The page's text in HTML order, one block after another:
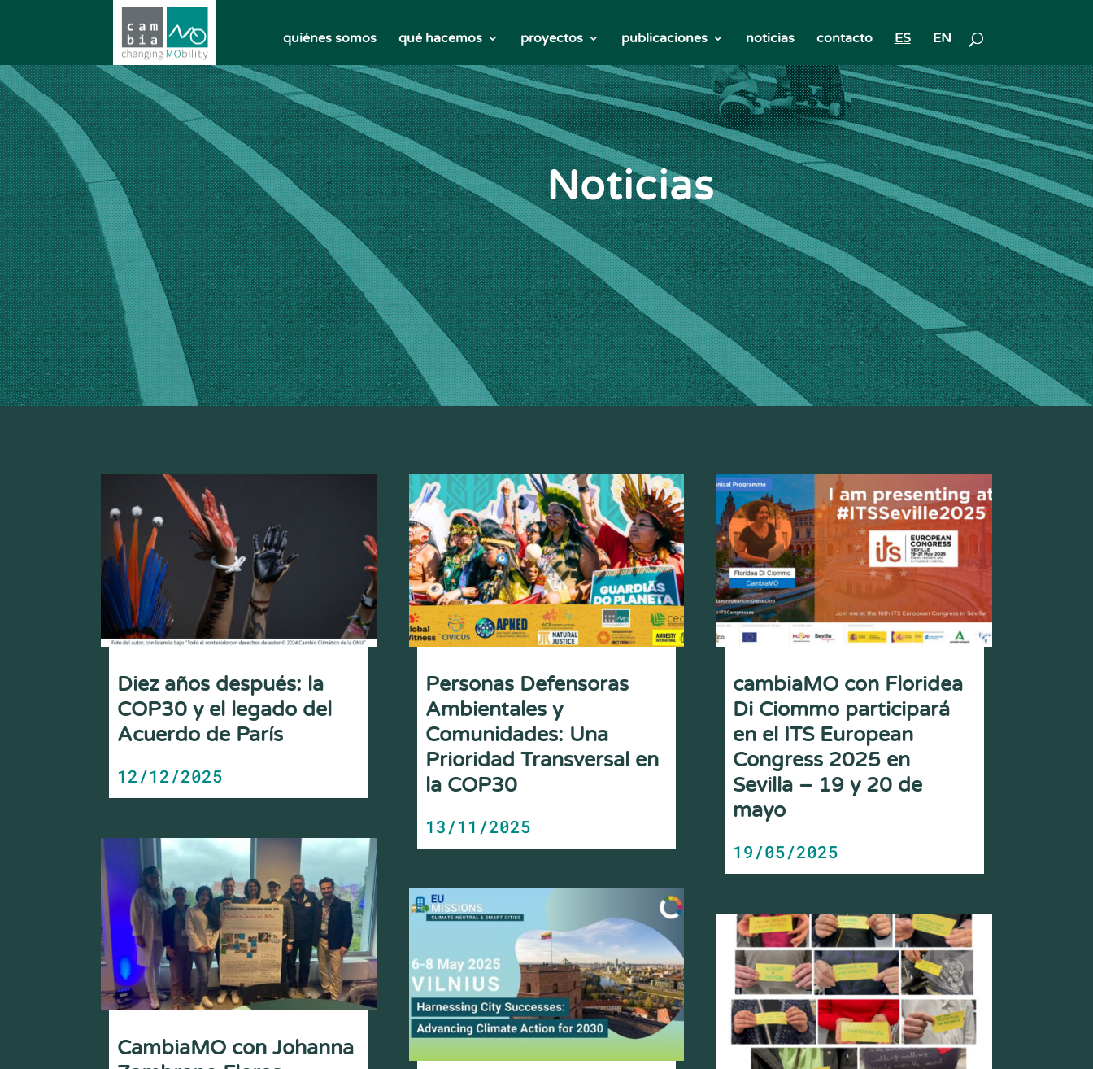
quiénes somos qué hacemos proyectos publicaciones noticias contacto ES EN
Noticias
Diez años después: la
COP30 y el legado del
Acuerdo de París
12/12/2025
CambiaMO con Johanna
Personas Defensoras
Ambientales y
Comunidades: Una
Prioridad Transversal en
la COP30
13/11/2025
cambiaMO con Floridea
Di Ciommo participará
en el ITS European
Congress 2025 en
Sevilla – 19 y 20 de
mayo
19/05/2025